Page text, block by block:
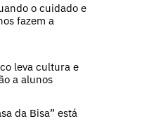
o cuidado e
fazem a
leva cultura e
a alunos
da Bisa” está